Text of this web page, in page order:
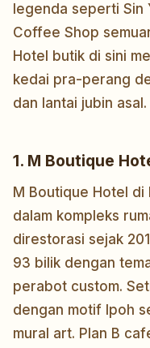
legenda seperti Sin
Coffee Shop
Hotel butik di sini
kedai pra-perang
dan lantai jubin asal.
1. M Boutique
M Boutique Hotel di
dalam kompleks
direstorasi sejak
93 bilik dengan
perabot custom.
dengan motif Ipoh
mural art. Plan B